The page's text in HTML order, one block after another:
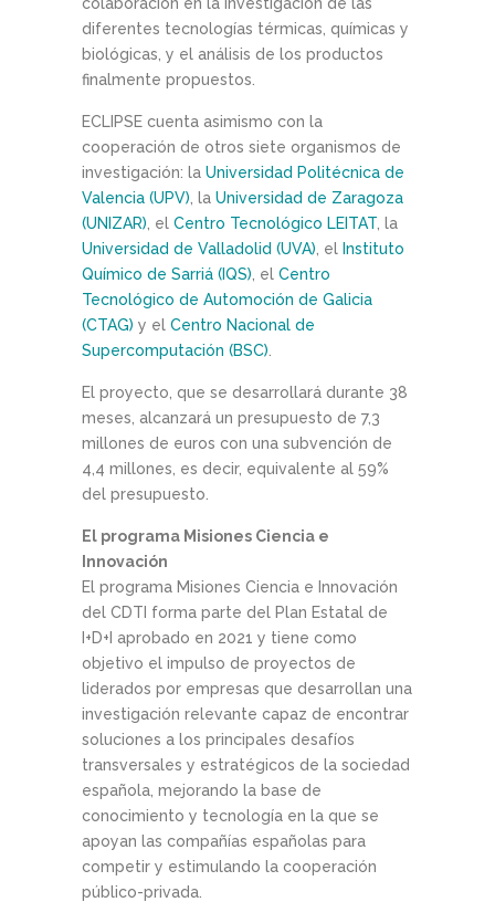
diferentes tecnologías térmicas, químicas y
biológicas, y el análisis de los productos
finalmente propuestos.
ECLIPSE cuenta asimismo con la
cooperación de otros siete organismos de
investigación: la Universidad Politécnica de
Valencia (UPV) , la Universidad de Zaragoza
(UNIZAR) , el Centro Tecnológico LEITAT , la
Universidad de Valladolid (UVA) , el Instituto
Químico de Sarriá (IQS) , el Centro
Tecnológico de Automoción de Galicia
(CTAG) y el Centro Nacional de
Supercomputación (BSC)
El proyecto, que se desarrollará durante 38
meses, alcanzará un presupuesto de 7,3
millones de euros con una subvención de
4,4 millones, es decir, equivalente al 59%
del presupuesto.
El programa Misiones Ciencia e
Innovación
El programa Misiones Ciencia e Innovación
del CDTI forma parte del Plan Estatal de
I+D+I aprobado en 2021 y tiene como
objetivo el impulso de proyectos de
liderados por empresas que desarrollan una
investigación relevante capaz de encontrar
soluciones a los principales desafíos
transversales y estratégicos de la sociedad
española, mejorando la base de
conocimiento y tecnología en la que se
apoyan las compañías españolas para
competir y estimulando la cooperación
público-privada.